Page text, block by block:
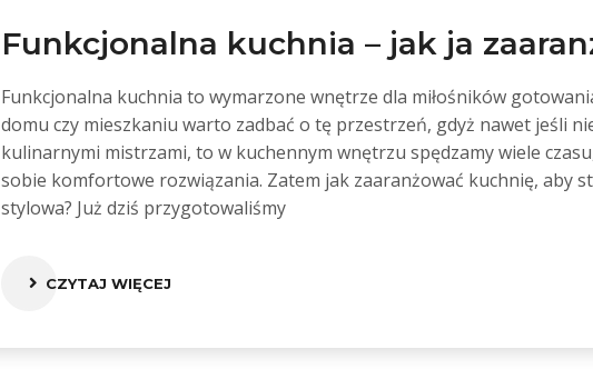
Funkcjonalna kuchnia – jak ja
Funkcjonalna kuchnia to wymarzone wnętrze dla miłośników
domu czy mieszkaniu warto zadbać o tę przestrzeń, gdyż nawet jeśli
kulinarnymi mistrzami, to w kuchennym wnętrzu spędzamy wiele
sobie komfortowe rozwiązania. Zatem jak zaaranżować kuchnię, aby
stylowa? Już dziś przygotowaliśmy
CZYTAJ WIĘCEJ